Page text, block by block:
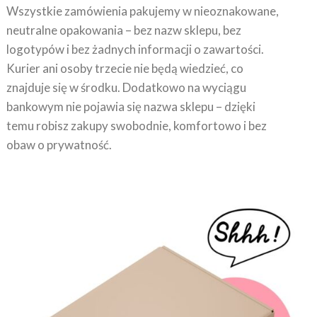
neutralne opakowania – bez nazw sklepu, bez
logotypów i bez żadnych informacji o zawartości.
Kurier ani osoby trzecie nie będą wiedzieć, co
znajduje się w środku. Dodatkowo na wyciągu
bankowym nie pojawia się nazwa sklepu – dzięki
temu robisz zakupy swobodnie, komfortowo i bez
obaw o prywatność.